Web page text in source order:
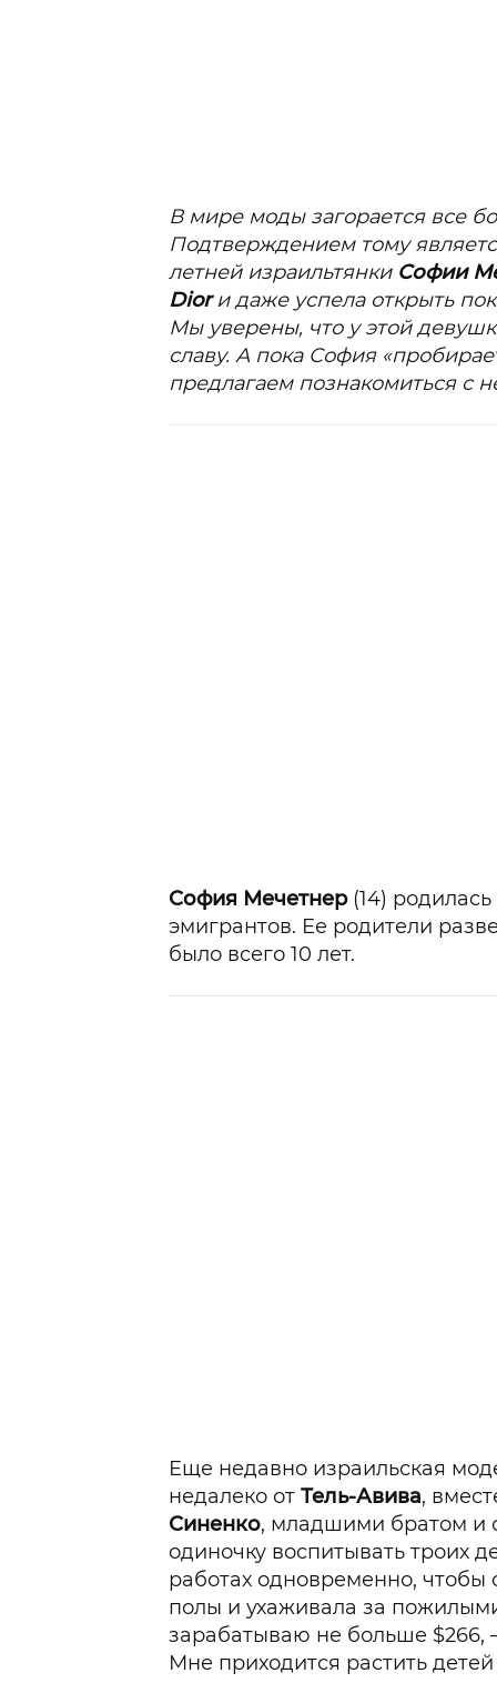
В мире моды загорается все
Подтверждением тому
летней израильтянки Софии
Diorи даже успела открыть
Мы уверены, что у этой
славу. А пока София
предлагаем познакомиться с
София Мечетнер(14) родилась
эмигрантов. Ее родители
было всего 10 лет.
Еще недавно израильская
недалеко от Тель-Авива,
Синенко, младшими братом и
одиночку воспитывать троих
работах одновременно,
полы и ухаживала за
зарабатываю не больше $266,
Мне приходится растить